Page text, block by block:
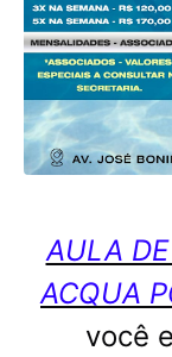
AULA
ACQUA
você